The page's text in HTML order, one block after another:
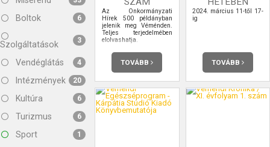
Boltok 6
Szolgáltatások 3
Vendéglátás 4
Intézmények 20
Kultúra 6
Turizmus 6
Sport 1
Az Önkormányzati
Hírek 500 példányban
jelenik meg Véménden.
Teljes terjedelmében
elolvashatja.
TOVÁBB
2024. március 11-től 17-
ig
TOVÁBB